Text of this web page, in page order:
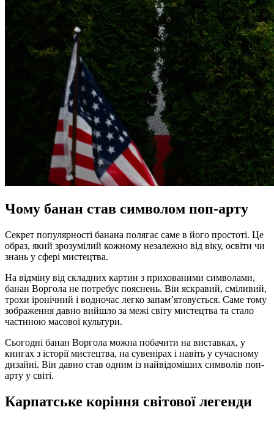
Чому банан став символом поп-арту
Секрет популярності банана полягає саме в його простоті. Це
образ, який зрозумілий кожному незалежно від віку, освіти чи
знань у сфері мистецтва.
На відміну від складних картин з прихованими символами,
банан Воргола не потребує пояснень. Він яскравий, сміливий,
трохи іронічний і водночас легко запам’ятовується. Саме тому
зображення давно вийшло за межі світу мистецтва та стало
частиною масової культури.
Сьогодні банан Воргола можна побачити на виставках, у
книгах з історії мистецтва, на сувенірах і навіть у сучасному
дизайні. Він давно став одним із найвідоміших символів поп-
арту у світі.
Карпатське коріння світової легенди